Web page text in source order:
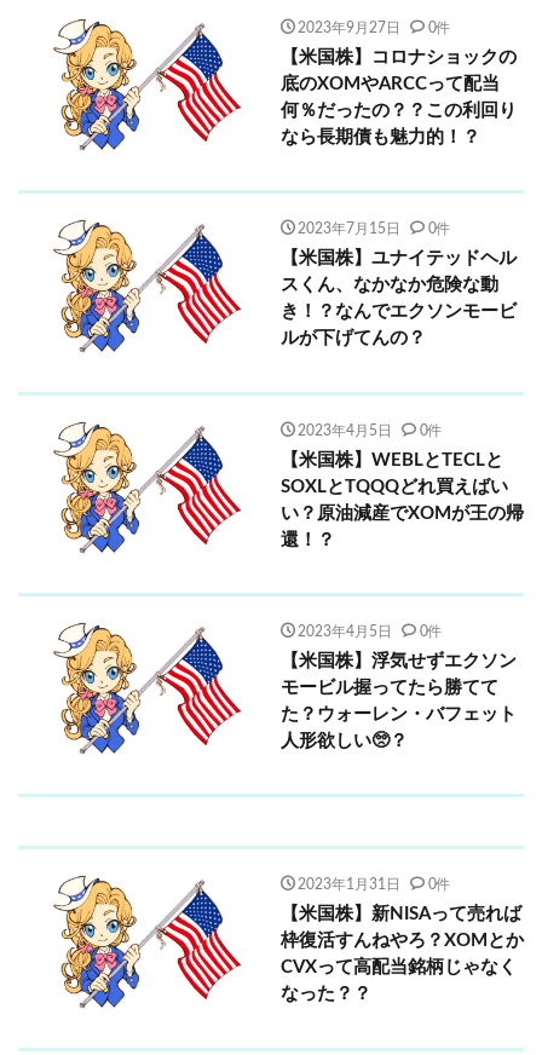
2023年9月27日 0件
【米国株】コロナショックの
底のXOMやARCCって配当
何％だったの？？この利回り
なら長期債も魅力的！？
2023年7月15日 0件
【米国株】ユナイテッドヘル
スくん、なかなか危険な動
き！？なんでエクソンモービ
ルが下げてんの？
2023年4月5日 0件
【米国株】WEBLとTECLと
SOXLとTQQQどれ買えばい
い？原油減産でXOMが王の帰
還！？
2023年4月5日 0件
【米国株】浮気せずエクソン
モービル握ってたら勝てて
た？ウォーレン・バフェット
人形欲しい🥺？
2023年1月31日 0件
【米国株】新NISAって売れば
枠復活すんねやろ？XOMとか
CVXって高配当銘柄じゃなく
なった？？